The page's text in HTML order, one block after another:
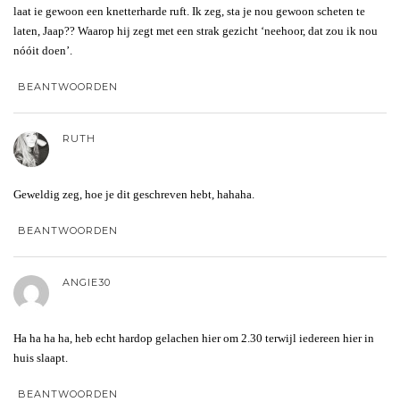
laat ie gewoon een knetterharde ruft. Ik zeg, sta je nou gewoon scheten te
laten, Jaap?? Waarop hij zegt met een strak gezicht ‘neehoor, dat zou ik nou
nóóit doen’.
BEANTWOORDEN
RUTH
Geweldig zeg, hoe je dit geschreven hebt, hahaha.
BEANTWOORDEN
ANGIE30
Ha ha ha ha, heb echt hardop gelachen hier om 2.30 terwijl iedereen hier in
huis slaapt.
BEANTWOORDEN